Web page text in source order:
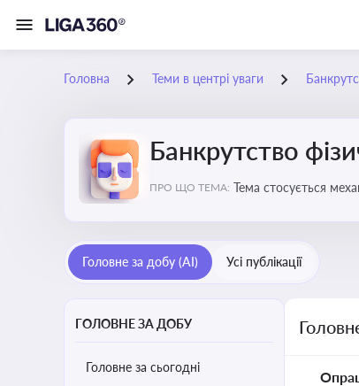
Головна Теми в центрі уваги
Банкрутство
ПРО ЩО ТЕМА: Тема стосується
Головне за добу (AI) Усі публікації
ГОЛОВНЕ ЗА ДОБУ
Головне за сьогодні